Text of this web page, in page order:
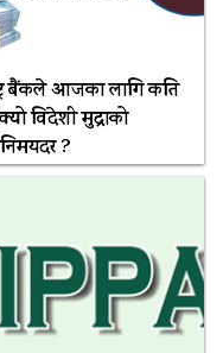
बैंकले आजका लागि कति
विदेशी मुद्राको
?